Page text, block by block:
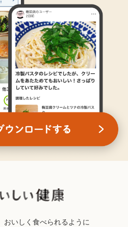
おいしく食べられるように